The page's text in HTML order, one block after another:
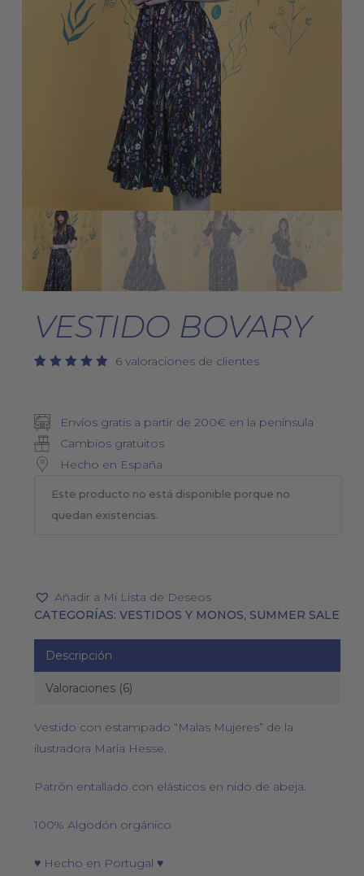
VESTIDO BOVARY
base a
valoraciones
de
clientes
6valoraciones de clientes
Envíos gratis a partir de 200€ en la península
Cambios gratuitos
Hecho en España
Este producto no está disponible porque no
quedan existencias.
Añadir a Mi Lista de Deseos
CATEGORÍAS: VESTIDOS Y MONOS, SUMMER SALE
Descripción
Valoraciones (6)
Vestido con estampado “Malas Mujeres” de la
ilustradora Maria Hesse.
Patrón entallado con elásticos en nido de abeja.
100% Algodón orgánico
♥ Hecho en Portugal ♥